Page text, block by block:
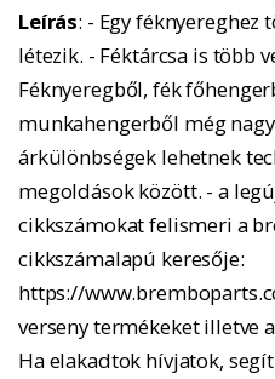
Leírás: - Egy féknyereghez
létezik. - Féktárcsa is több
Féknyeregből, fék
munkahengerből még
árkülönbségek lehetnek
megoldások között. - a
cikkszámokat felismeri a
cikkszámalapú keresője:
https://
verseny termékeket illetve
Ha elakadtok hívjatok,